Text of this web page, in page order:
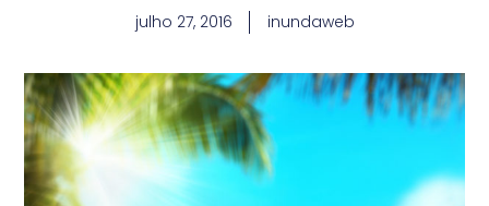
julho 27, 2016 inundaweb